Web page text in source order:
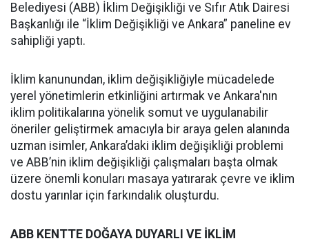
Belediyesi (ABB) İklim Değişikliği ve Sıfır Atık Dairesi
Başkanlığı ile “İklim Değişikliği ve Ankara” paneline ev
sahipliği yaptı.
İklim kanunundan, iklim değişikliğiyle mücadelede
yerel yönetimlerin etkinliğini artırmak ve Ankara'nın
iklim politikalarına yönelik somut ve uygulanabilir
öneriler geliştirmek amacıyla bir araya gelen alanında
uzman isimler, Ankara’daki iklim değişikliği problemi
ve ABB’nin iklim değişikliği çalışmaları başta olmak
üzere önemli konuları masaya yatırarak çevre ve iklim
dostu yarınlar için farkındalık oluşturdu.
ABB KENTTE DOĞAYA DUYARLI VE İKLİM